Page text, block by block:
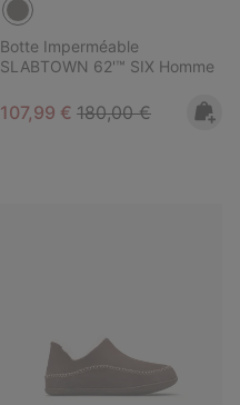
Botte Imperméable
SLABTOWN 62'™ SIX Homme
Sale price:
107,99 € Regular price:
180,00 €